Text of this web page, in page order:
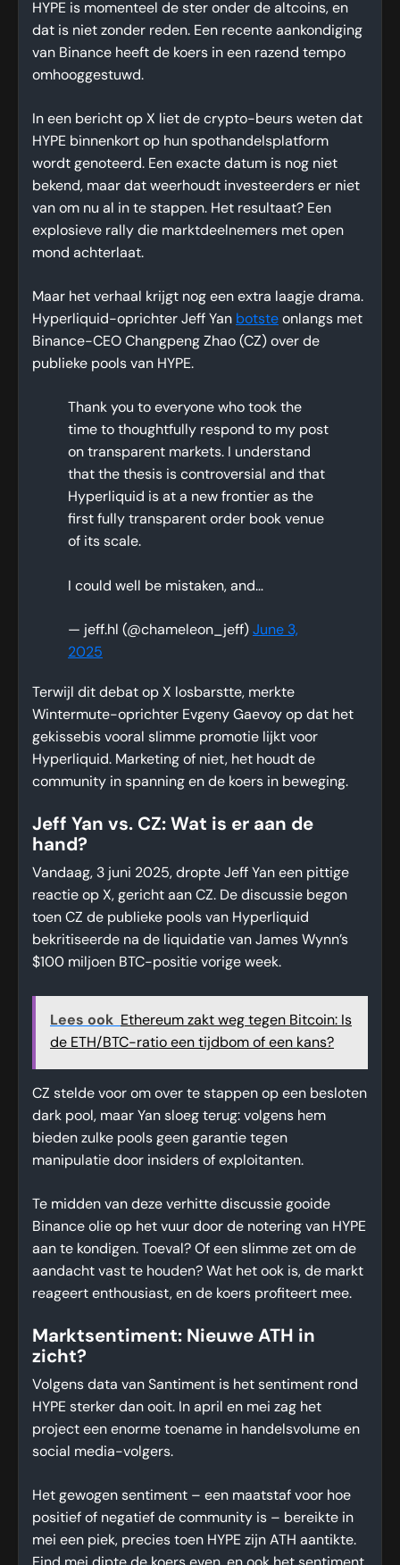
HYPE is momenteel de ster onder de altcoins, en
dat is niet zonder reden. Een recente aankondiging
van Binance heeft de koers in een razend tempo
omhooggestuwd.
In een bericht op X liet de crypto-beurs weten dat
HYPE binnenkort op hun spothandelsplatform
wordt genoteerd. Een exacte datum is nog niet
bekend, maar dat weerhoudt investeerders er niet
van om nu al in te stappen. Het resultaat? Een
explosieve rally die marktdeelnemers met open
mond achterlaat.
Maar het verhaal krijgt nog een extra laagje drama.
Hyperliquid-oprichter Jeff Yan botste onlangs met
Binance-CEO Changpeng Zhao (CZ) over de
publieke pools van HYPE.
Thank you to everyone who took the
time to thoughtfully respond to my post
on transparent markets. I understand
that the thesis is controversial and that
Hyperliquid is at a new frontier as the
first fully transparent order book venue
of its scale.
I could well be mistaken, and…
— jeff.hl (@chameleon_jeff) June 3,
2025
Terwijl dit debat op X losbarstte, merkte
Wintermute-oprichter Evgeny Gaevoy op dat het
gekissebis vooral slimme promotie lijkt voor
Hyperliquid. Marketing of niet, het houdt de
community in spanning en de koers in beweging.
Jeff Yan vs. CZ: Wat is er aan de
hand?
Vandaag, 3 juni 2025, dropte Jeff Yan een pittige
reactie op X, gericht aan CZ. De discussie begon
toen CZ de publieke pools van Hyperliquid
bekritiseerde na de liquidatie van James Wynn’s
$100 miljoen BTC-positie vorige week.
Lees ook
Ethereum zakt weg tegen Bitcoin: Is
de ETH/BTC-ratio een tijdbom of een kans?
CZ stelde voor om over te stappen op een besloten
dark pool, maar Yan sloeg terug: volgens hem
bieden zulke pools geen garantie tegen
manipulatie door insiders of exploitanten.
Te midden van deze verhitte discussie gooide
Binance olie op het vuur door de notering van HYPE
aan te kondigen. Toeval? Of een slimme zet om de
aandacht vast te houden? Wat het ook is, de markt
reageert enthousiast, en de koers profiteert mee.
Marktsentiment: Nieuwe ATH in
zicht?
Volgens data van Santiment is het sentiment rond
HYPE sterker dan ooit. In april en mei zag het
project een enorme toename in handelsvolume en
social media-volgers.
Het gewogen sentiment – een maatstaf voor hoe
positief of negatief de community is – bereikte in
mei een piek, precies toen HYPE zijn ATH aantikte.